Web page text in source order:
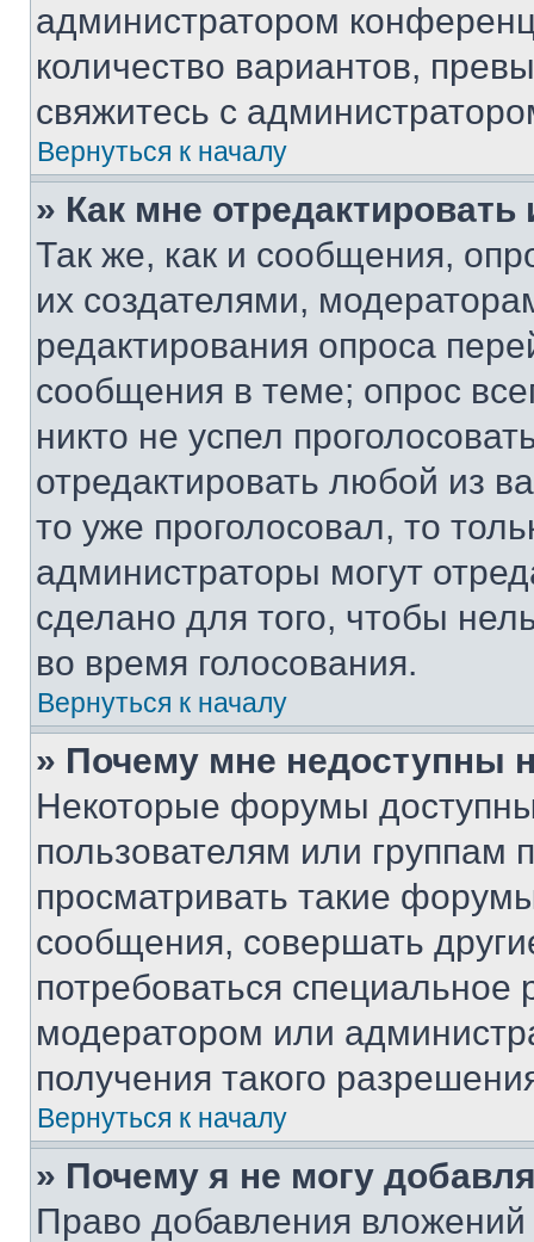
администратором
количество вариантов,
свяжитесь с
Вернуться к началу
» Как мне
Так же, как и сообщения,
их создателями,
редактирования опроса
сообщения в теме; опрос
никто не успел
отредактировать любой из
то уже проголосовал, то
администраторы могут
сделано для того, чтобы
во время голосования.
Вернуться к началу
» Почему мне недоступны
Некоторые форумы
пользователям или группам
просматривать такие
сообщения, совершать
потребоваться
модератором или
получения такого
Вернуться к началу
» Почему я не могу
Право добавления